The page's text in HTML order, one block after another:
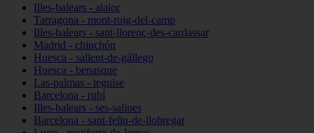
Illes-balears - alaior
Tarragona - mont-roig-del-camp
Illes-balears - sant-llorenç-des-cardassar
Madrid - chinchón
Huesca - sallent-de-gállego
Huesca - benasque
Las-palmas - teguise
Barcelona - rubí
Illes-balears - ses-salines
Barcelona - sant-feliu-de-llobregat